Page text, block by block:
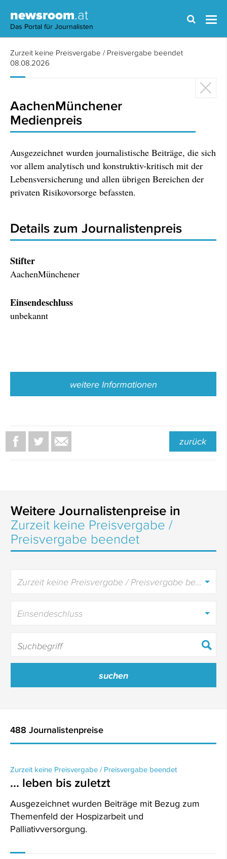
newsroom.at
Das Portal für Journalisten
Zurzeit keine Preisvergabe / Preisvergabe beendet
08.08.2026
AachenMünchener
Medienpreis
Ausgezeichnet wurden journalistische Beiträge, die sich
vor allem analytisch und konstruktiv-kritisch mit der
Lebensversicherung und allen übrigen Bereichen der
privaten Risikovorsorge befassten.
Details zum Journalistenpreis
Stifter
AachenMünchener
Einsendeschluss
unbekannt
weitere Informationen
zurück
Weitere Journalistenpreise in
Zurzeit keine Preisvergabe /
Preisvergabe beendet
Einsendeschluss
488 Journalistenpreise
Zurzeit keine Preisvergabe / Preisvergabe beendet
... leben bis zuletzt
Ausgezeichnet wurden Beiträge mit Bezug zum
Themenfeld der Hospizarbeit und
Palliativversorgung.